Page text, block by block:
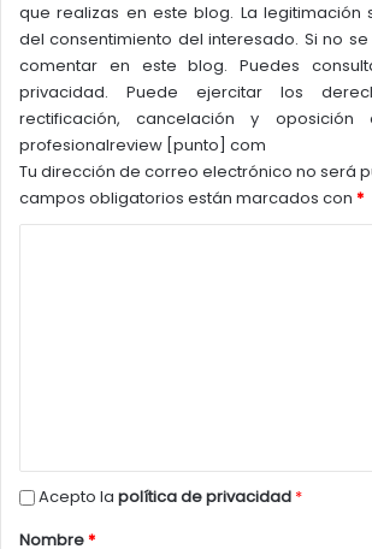
bastante ayuda en materia de
realizan overclocking, no sólo por el
CPU, sino también por el VRM. Una
de los VRM también puede provocar
overclocking extremo fracase, por lo
monoblock es una solución elegante y
aquellos que buscan mejorar el
que realizas en este blog. La legitimación
del consentimiento del interesado. Si no
comentar en este blog. Puedes
privacidad. Puede ejercitar los
rectificación, cancelación y
profesionalreview [punto] com
Tu dirección de correo electrónico no será
campos obligatorios están marcados con *
r
i
Acepto la política de privacidad *
Nombre*